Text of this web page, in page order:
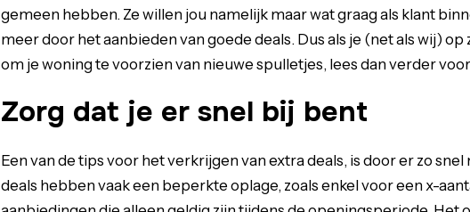
gemeen hebben. Ze willen jou namelijk maar wat graag als klant
meer door het aanbieden van goede deals. Dus als je (net als wij)
om je woning te voorzien van nieuwe spulletjes, lees dan verder
Zorg dat je er snel bij bent
Een van de tips voor het verkrijgen van extra deals, is door er zo
deals hebben vaak een beperkte oplage, zoals enkel voor een x-